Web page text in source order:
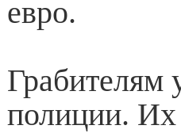
евро.
Грабителям
полиции.